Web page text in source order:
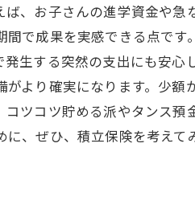
、お子さんの進学資金や
で成果を実感できる点で
生する突然の支出にも安
より確実になります。少
ツコツ貯める派やタンス
、ぜひ、積立保険を考えて